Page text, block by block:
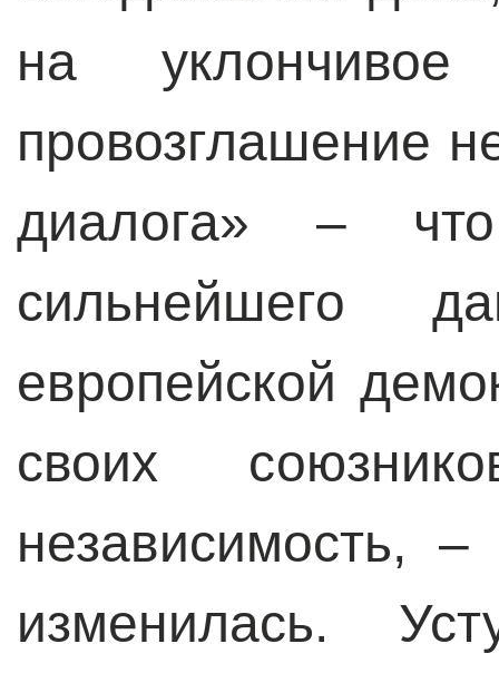
на
провозглашение
диалога» – что
сильнейшего
европейской
своих
независимость,
изменилась.